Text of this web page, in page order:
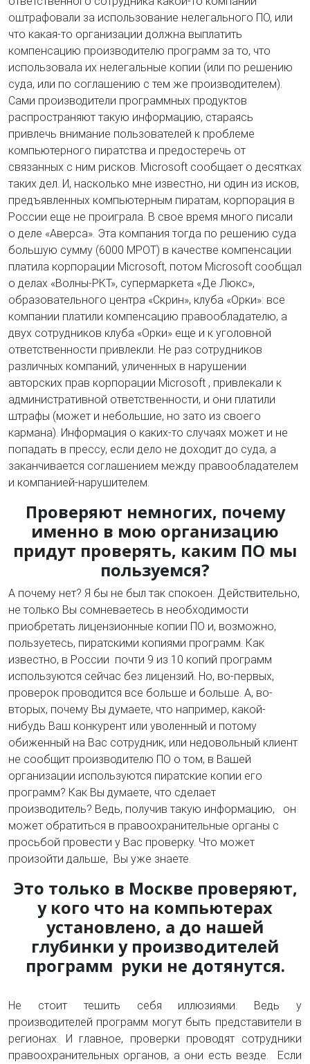
оштрафовали за использование нелегального ПО, или
что какая-то организации должна выплатить
компенсацию производителю программ за то, что
использовала их нелегальные копии (или по решению
суда, или по соглашению с тем же производителем).
Сами производители программных продуктов
распространяют такую информацию, стараясь
привлечь внимание пользователей к проблеме
компьютерного пиратства и предостеречь от
связанных с ним рисков. Microsoft сообщает о десятках
таких дел. И, насколько мне известно, ни один из исков,
предъявленных компьютерным пиратам, корпорация в
России еще не проиграла. В свое время много писали
о деле «Аверса». Эта компания тогда по решению суда
большую сумму (6000 МРОТ) в качестве компенсации
платила корпорации Microsoft, потом Microsoft сообщал
о делах «Волны-РКТ», супермаркета «Де Люкс»,
образовательного центра «Скрин», клуба «Орки»: все
компании платили компенсацию правообладателю, а
двух сотрудников клуба «Орки» еще и к уголовной
ответственности привлекли. Не раз сотрудников
различных компаний, уличенных в нарушении
авторских прав корпорации Microsoft , привлекали к
административной ответственности, и они платили
штрафы (может и небольшие, но зато из своего
кармана). Информация о каких-то случаях может и не
попадать в прессу, если дело не доходит до суда, а
заканчивается соглашением между правообладателем
и компанией-нарушителем.
Проверяют немногих, почему
именно в мою организацию
придут проверять, каким ПО мы
пользуемся?
А почему нет? Я бы не был так спокоен. Действительно,
не только Вы сомневаетесь в необходимости
приобретать лицензионные копии ПО и, возможно,
пользуетесь, пиратскими копиями программ. Как
известно, в России почти 9 из 10 копий программ
используются сейчас без лицензий. Но, во-первых,
проверок проводится все больше и больше. А, во-
вторых, почему Вы думаете, что например, какой-
нибудь Ваш конкурент или уволенный и потому
обиженный на Вас сотрудник, или недовольный клиент
не сообщит производителю ПО о том, в Вашей
организации используются пиратские копии его
программ? Как Вы думаете, что сделает
производитель? Ведь, получив такую информацию, он
может обратиться в правоохранительные органы с
просьбой провести у Вас проверку. Что может
произойти дальше, Вы уже знаете.
Это только в Москве проверяют,
у кого что на компьютерах
установлено, а до нашей
глубинки у производителей
программ руки не дотянутся.
Не стоит тешить себя иллюзиями. Ведь у
производителей программ могут быть представители в
регионах. И главное, проверки проводят сотрудники
правоохранительных органов, а они есть везде. Если